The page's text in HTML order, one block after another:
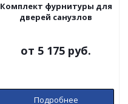
Комплект фурнитуры для
дверей санузлов
от 5 175 руб.
Подробнее